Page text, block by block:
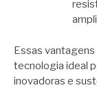
Essas
tecnologia ideal
inovadoras e